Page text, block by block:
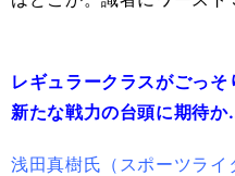
レギュラークラスがごっそ
新たな戦力の台頭に期待か
浅田真樹氏（スポーツライ